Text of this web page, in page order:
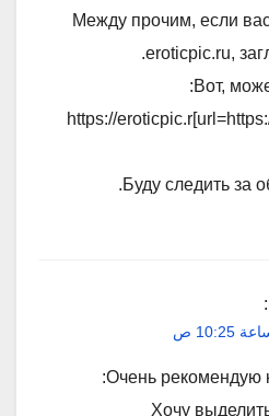
Между прочим, если
eroticpic.ru,
Вот,
[url=https://eroticpic.ru]https://eroticpic.r
Буду следить за
Очень рекомендую
Хочу